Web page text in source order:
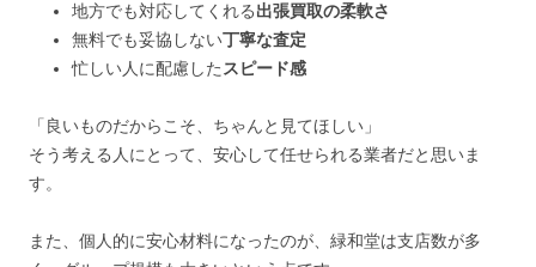
地方でも対応してくれる出張買取の柔軟さ
無料でも妥協しない丁寧な査定
忙しい人に配慮した スピード感
「良いものだからこそ、ちゃんと見てほしい」
そう考える人にとって、安心して任せられる業者だと思いま
す。
また、個人的に安心材料になったのが、緑和堂は支店数が多